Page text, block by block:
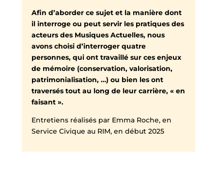
Afin d’aborder ce sujet et la manière dont
il interroge ou peut servir les pratiques des
acteurs des Musiques Actuelles, nous
avons choisi d’interroger quatre
personnes, qui ont travaillé sur ces enjeux
de mémoire (conservation, valorisation,
patrimonialisation, …) ou bien les ont
traversés tout au long de leur carrière, « en
faisant ».
Entretiens réalisés par Emma Roche, en
Service Civique au RIM, en début 2025